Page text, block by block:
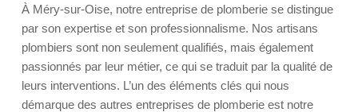
À Méry-sur-Oise, notre entreprise de plomberie se distingue
par son expertise et son professionnalisme. Nos artisans
plombiers sont non seulement qualifiés, mais également
passionnés par leur métier, ce qui se traduit par la qualité de
leurs interventions. L’un des éléments clés qui nous
démarque des autres entreprises de plomberie est notre